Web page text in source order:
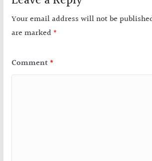
Your email address will not be
are marked *
Comment *